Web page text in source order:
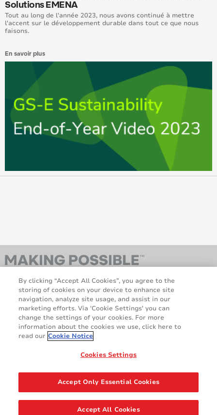
Solutions EMENA
Tout au long de l'année 2023, nous avons continué à mettre
l'accent sur le développement durable dans tout ce que nous
faisons.
En savoir plus
AveryDennison.com
À Propos
Mentions légales et de
Cookies
Partager
By clicking “Accept All Cookies”, you agree to the
storing of cookies on your device to enhance site
navigation, analyze site usage, and assist in our
marketing efforts. Via 'Cookie Settings' you can
change the settings of your cookies. For more
information about the cookies we use, click here to
read our Cookie Notice
Cookies Settings
Accept Only Essential Cookies
Accept All Cookies